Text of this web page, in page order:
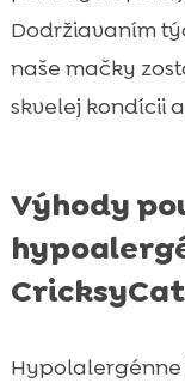
Dodržiavaním
naše mačky
skvelej kondícii
Výhody
CricksyCat
Hypolalergénne